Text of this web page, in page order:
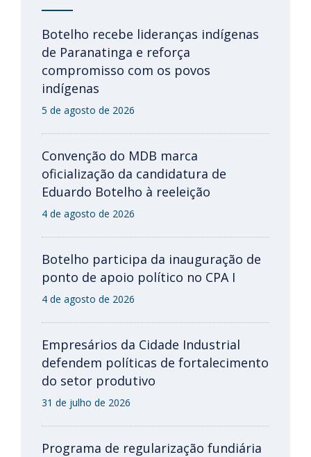
Botelho recebe lideranças indígenas
de Paranatinga e reforça
compromisso com os povos
indígenas
5 de agosto de 2026
Convenção do MDB marca
oficialização da candidatura de
Eduardo Botelho à reeleição
4 de agosto de 2026
Botelho participa da inauguração de
ponto de apoio político no CPA I
4 de agosto de 2026
Empresários da Cidade Industrial
defendem políticas de fortalecimento
do setor produtivo
31 de julho de 2026
Programa de regularização fundiária